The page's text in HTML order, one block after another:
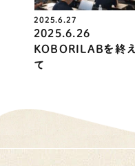
2025.6.27
2025.6.26
KOBORILABを終え
て